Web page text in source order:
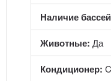
Наличие
Животные: Да
Кондиционер: